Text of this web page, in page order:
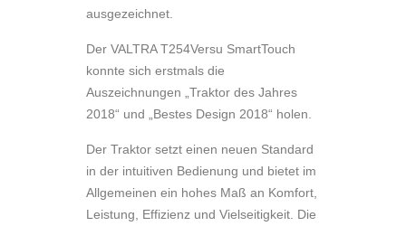
ausgezeichnet.
Der VALTRA T254Versu SmartTouch
konnte sich erstmals die
Auszeichnungen
„Traktor des Jahres
2018“ und „Bestes Design 2018“ holen.
Der Traktor setzt einen neuen Standard
in der intuitiven Bedienung und bietet im
Allgemeinen ein hohes Maß an Komfort,
Leistung, Effizienz und Vielseitigkeit. Die